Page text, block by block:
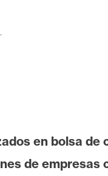
en bolsa
de empresas